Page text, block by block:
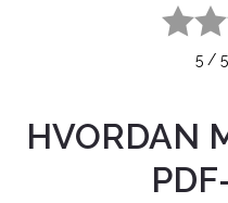
5/ 5
HVORDAN